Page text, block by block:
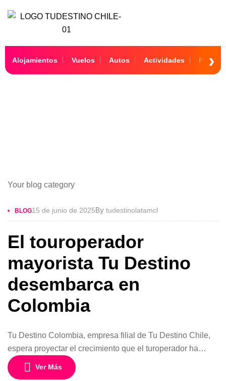
Alojamientos Vuelos Autos Actividades
Your blog category
BLOG15 de junio de 2025By tudestinolatamcl
El touroperador
mayorista Tu Destino
desembarca en
Colombia
Tu Destino Colombia, empresa filial de Tu Destino Chile,
espera proyectar el crecimiento que el turoperador ha
tenido en el país. El turoperador nacional Tu Destino hizo
su apertura oficial en Colombia. Y una de las primeras
Ver Más